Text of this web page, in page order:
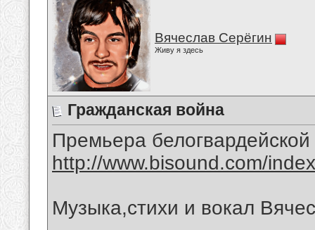
Вячеслав Серёгин
Живу я здесь
Гражданская война
Премьера
http://www.bisound.com/
Музыка,стихи и вокал